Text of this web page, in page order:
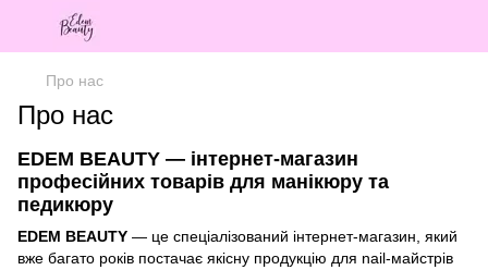
Про нас
Про нас
EDEM BEAUTY — інтернет-магазин
професійних товарів для манікюру та
педикюру
EDEM BEAUTY — це спеціалізований інтернет-магазин, який
вже багато років постачає якісну продукцію для nail-майстрів